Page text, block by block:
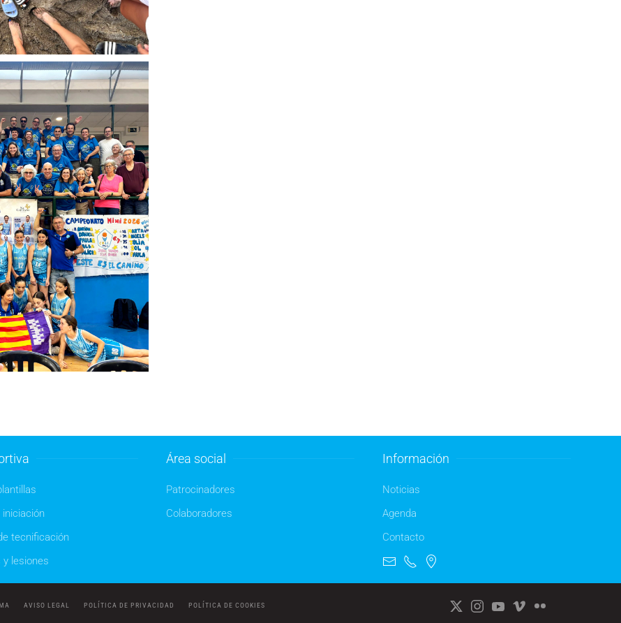
tecnificación
lesiones
Área social
Patrocinadores
Colaboradores
Información
Noticias
Agenda
Contacto
AVISO LEGAL POLÍTICA DE PRIVACIDAD POLÍTICA DE COOKIES